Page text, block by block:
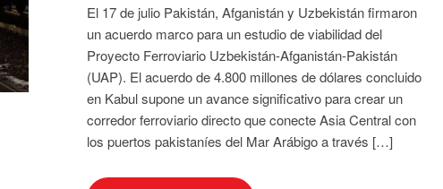
El 17 de julio Pakistán, Afganistán y Uzbekistán firmaron
un acuerdo marco para un estudio de viabilidad del
Proyecto Ferroviario Uzbekistán-Afganistán-Pakistán
(UAP). El acuerdo de 4.800 millones de dólares concluido
en Kabul supone un avance significativo para crear un
corredor ferroviario directo que conecte Asia Central con
los puertos pakistaníes del Mar Arábigo a través […]